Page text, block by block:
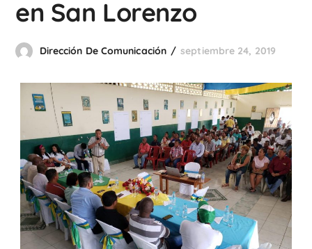
en San Lorenzo
Dirección De Comunicación septiembre 24, 2019